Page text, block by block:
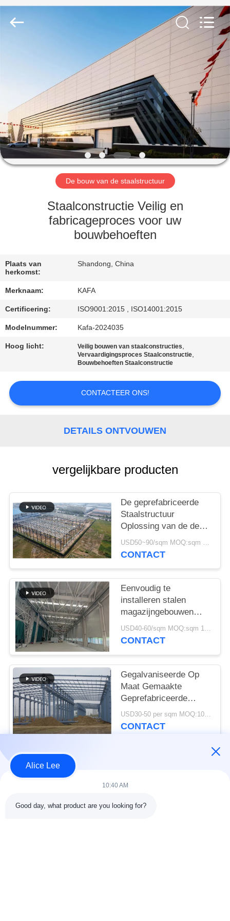
PRODUCTEN
VIDEO'S
VR
-
FABRIEKSTOUR
NEEM
CONTACT
ONS
OP
GEVALLEN
SITEMAP
PRIVACYBELEID
Qingdao
Fabrication
De bouw van de staalstructuur
Staalconstructie Veilig en
fabricageproces voor uw
bouwbehoeften
Plaats van
herkomst:
Shandong, China
Merknaam: KAFA
Certificering: ISO9001:2015 , ISO14001:2015
Modelnummer: Kafa-2024035
Hoog licht: Veilig bouwen van staalconstructies,
Vervaardigingsproces Staalconstructie,
Bouwbehoeften Staalconstructie
CONTACTEER ONS!
DETAILS ONTVOUWEN
vergelijkbare producten
De geprefabriceerde
Staalstructuur
Oplossing van de de
Bouwlevering voor
Industrie
USD50~90/sqm MOQ:sqm 1000
CONTACT
Eenvoudig te
installeren stalen
magazijngebouwen
Milieuvriendelijke
opslagoplossingen
USD40-60/sqm MOQ:sqm 1000
CONTACT
Gegalvaniseerde Op
Maat Gemaakte
Geprefabriceerde
Stalen Constructie
Frame Bouw Levering
USD30-50 per sqm MOQ:1000 vierkante meter
CONTACT
populaire categorieën
de bouw van de
De Workshop van de
Alice Lee
10:40 AM
Good day, what product are you looking for?